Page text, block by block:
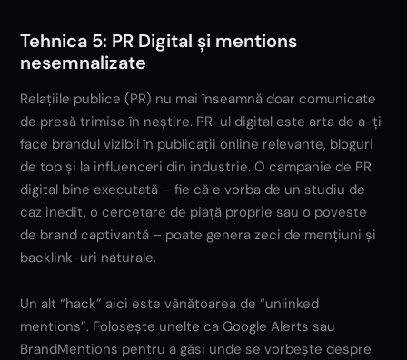
Tehnica 5: PR Digital și mentions
nesemnalizate
Relațiile publice (PR) nu mai înseamnă doar comunicate
de presă trimise în neștire. PR-ul digital este arta de a-ți
face brandul vizibil în publicații online relevante, bloguri
de top și la influenceri din industrie. O campanie de PR
digital bine executată – fie că e vorba de un studiu de
caz inedit, o cercetare de piață proprie sau o poveste
de brand captivantă – poate genera zeci de mențiuni și
backlink-uri naturale.
Un alt “hack” aici este vânătoarea de “unlinked
mentions”. Folosește unelte ca Google Alerts sau
BrandMentions pentru a găsi unde se vorbește despre